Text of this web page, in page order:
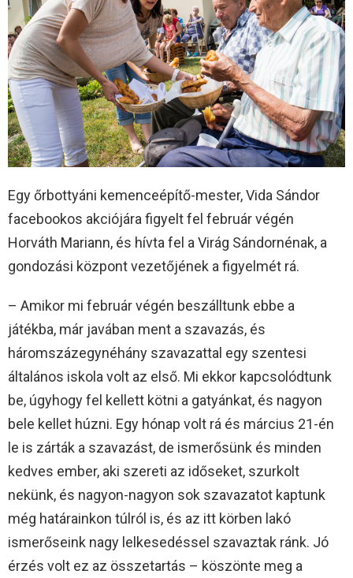
Egy őrbottyáni kemenceépítő-mester, Vida Sándor
facebookos akciójára figyelt fel február végén
Horváth Mariann, és hívta fel a Virág Sándornénak, a
gondozási központ vezetőjének a figyelmét rá.
– Amikor mi február végén beszálltunk ebbe a
játékba, már javában ment a szavazás, és
háromszázegynéhány szavazattal egy szentesi
általános iskola volt az első. Mi ekkor kapcsolódtunk
be, úgyhogy fel kellett kötni a gatyánkat, és nagyon
bele kellet húzni. Egy hónap volt rá és március 21-én
le is zárták a szavazást, de ismerősünk és minden
kedves ember, aki szereti az időseket, szurkolt
nekünk, és nagyon-nagyon sok szavazatot kaptunk
még határainkon túlról is, és az itt körben lakó
ismerőseink nagy lelkesedéssel szavaztak ránk. Jó
érzés volt ez az összetartás – köszönte meg a